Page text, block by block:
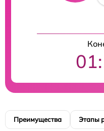
Преимущества Этапы